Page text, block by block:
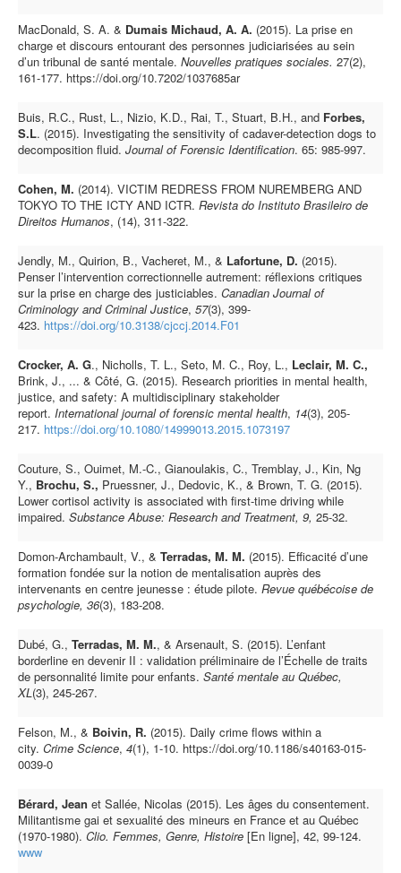
MacDonald, S. A. & Dumais Michaud, A. A. (2015). La prise en
charge et discours entourant des personnes judiciarisées au sein
d’un tribunal de santé mentale. Nouvelles pratiques sociales. 27(2),
161-177. https://doi.org/10.7202/1037685ar
Buis, R.C., Rust, L., Nizio, K.D., Rai, T., Stuart, B.H., and Forbes,
S.L. (2015). Investigating the sensitivity of cadaver-detection dogs to
decomposition fluid. Journal of Forensic Identification. 65: 985-997.
Cohen, M. (2014). VICTIM REDRESS FROM NUREMBERG AND
TOKYO TO THE ICTY AND ICTR. Revista do Instituto Brasileiro de
Direitos Humanos, (14), 311-322.
Jendly, M., Quirion, B., Vacheret, M., & Lafortune, D. (2015).
Penser l’intervention correctionnelle autrement: réflexions critiques
sur la prise en charge des justiciables. Canadian Journal of
Criminology and Criminal Justice, 57(3), 399-
423. https://doi.org/10.3138/cjccj.2014.F01
Crocker, A. G., Nicholls, T. L., Seto, M. C., Roy, L., Leclair, M. C.,
Brink, J., ... & Côté, G. (2015). Research priorities in mental health,
justice, and safety: A multidisciplinary stakeholder
report. International journal of forensic mental health, 14(3), 205-
217. https://doi.org/10.1080/14999013.2015.1073197
Couture, S., Ouimet, M.-C., Gianoulakis, C., Tremblay, J., Kin, Ng
Y., Brochu, S., Pruessner, J., Dedovic, K., & Brown, T. G. (2015).
Lower cortisol activity is associated with first-time driving while
impaired. Substance Abuse: Research and Treatment, 9, 25-32.
Domon-Archambault, V., & Terradas, M. M. (2015). Efficacité d’une
formation fondée sur la notion de mentalisation auprès des
intervenants en centre jeunesse : étude pilote. Revue québécoise de
psychologie, 36(3), 183-208.
Dubé, G., Terradas, M. M., & Arsenault, S. (2015). L’enfant
borderline en devenir II : validation préliminaire de l’Échelle de traits
de personnalité limite pour enfants. Santé mentale au Québec,
XL(3), 245-267.
Felson, M., & Boivin, R. (2015). Daily crime flows within a
city. Crime Science, 4(1), 1-10. https://doi.org/10.1186/s40163-015-
0039-0
Bérard, Jean et Sallée, Nicolas (2015). Les âges du consentement.
Militantisme gai et sexualité des mineurs en France et au Québec
(1970-1980). Clio. Femmes, Genre, Histoire [En ligne], 42, 99-124.
www